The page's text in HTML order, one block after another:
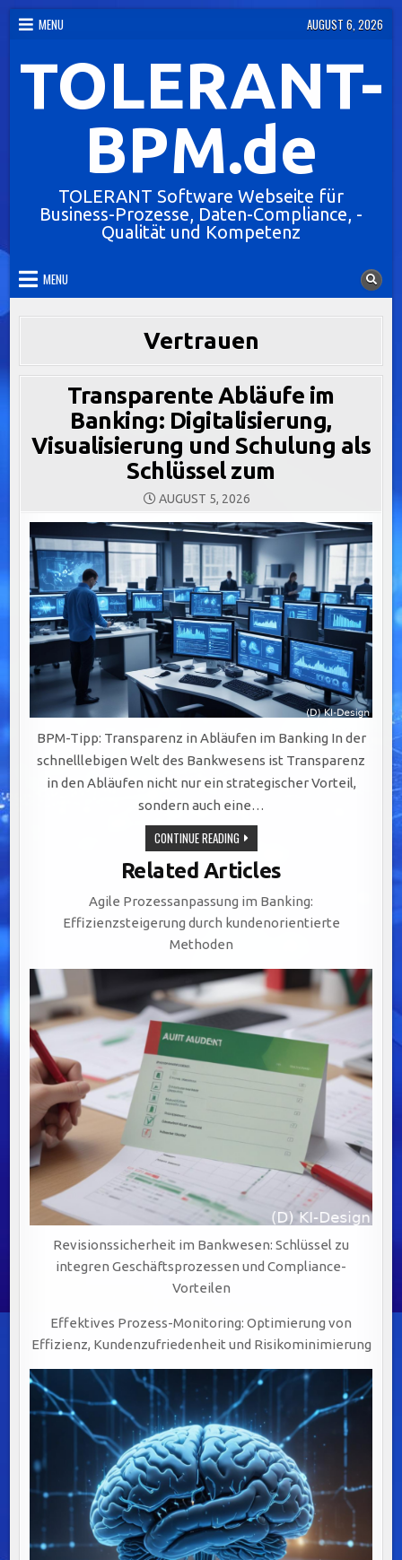
Skip
content
MENU AUGUST 6, 2026
TOLERANT-
BPM.de
TOLERANT Software Webseite für
Business-Prozesse, Daten-Compliance, -
Qualität und Kompetenz
MENU
Vertrauen
Transparente Abläufe im
Banking: Digitalisierung,
Visualisierung und Schulung als
Schlüssel zum
AUGUST 5, 2026
BPM-Tipp: Transparenz in Abläufen im Banking In der
schnelllebigen Welt des Bankwesens ist Transparenz
in den Abläufen nicht nur ein strategischer Vorteil,
sondern auch eine…
CONTINUE READINGTRANSPARENTE
ABLÄUFE
IM
BANKING:
DIGITALISIERUNG,
VISUALISIERUNG
UND
SCHULUNG
ALS
Related Articles
Agile Prozessanpassung im Banking:
Effizienzsteigerung durch kundenorientierte
Methoden
Revisionssicherheit im Bankwesen: Schlüssel zu
integren Geschäftsprozessen und Compliance-
Vorteilen
Effektives Prozess-Monitoring: Optimierung von
Effizienz, Kundenzufriedenheit und Risikominimierung